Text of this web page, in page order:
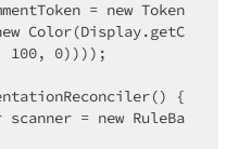
Color(Display.getC
100, 0))));